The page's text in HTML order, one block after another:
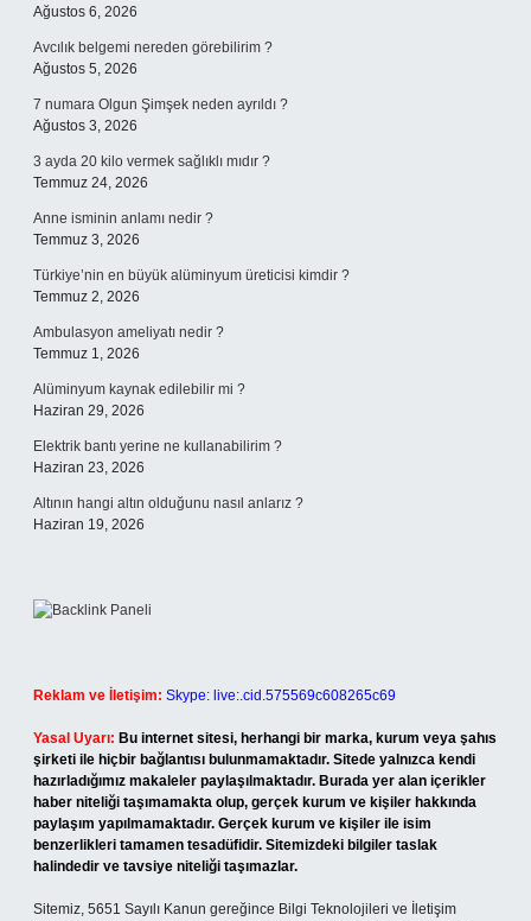
Ağustos 6, 2026
Avcılık belgemi nereden görebilirim ?
Ağustos 5, 2026
7 numara Olgun Şimşek neden ayrıldı ?
Ağustos 3, 2026
3 ayda 20 kilo vermek sağlıklı mıdır ?
Temmuz 24, 2026
Anne isminin anlamı nedir ?
Temmuz 3, 2026
Türkiye’nin en büyük alüminyum üreticisi kimdir ?
Temmuz 2, 2026
Ambulasyon ameliyatı nedir ?
Temmuz 1, 2026
Alüminyum kaynak edilebilir mi ?
Haziran 29, 2026
Elektrik bantı yerine ne kullanabilirim ?
Haziran 23, 2026
Altının hangi altın olduğunu nasıl anlarız ?
Haziran 19, 2026
Reklam ve İletişim: Skype: live:.cid.575569c608265c69
Yasal Uyarı: Bu internet sitesi, herhangi bir marka, kurum veya şahıs
şirketi ile hiçbir bağlantısı bulunmamaktadır. Sitede yalnızca kendi
hazırladığımız makaleler paylaşılmaktadır. Burada yer alan içerikler
haber niteliği taşımamakta olup, gerçek kurum ve kişiler hakkında
paylaşım yapılmamaktadır. Gerçek kurum ve kişiler ile isim
benzerlikleri tamamen tesadüfidir. Sitemizdeki bilgiler taslak
halindedir ve tavsiye niteliği taşımazlar.
Sitemiz, 5651 Sayılı Kanun gereğince Bilgi Teknolojileri ve İletişim